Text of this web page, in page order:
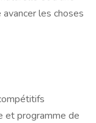
les choses
et programme de